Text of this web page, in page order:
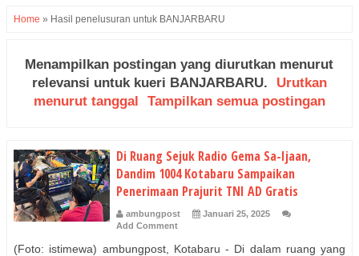
Home » Hasil penelusuran untuk BANJARBARU
Menampilkan postingan yang diurutkan menurut
relevansi untuk kueri BANJARBARU.
Urutkan
menurut tanggal
Tampilkan semua postingan
Di Ruang Sejuk Radio Gema Sa-Ijaan,
Dandim 1004 Kotabaru Sampaikan
Penerimaan Prajurit TNI AD Gratis
ambungpost
Januari 25, 2025
Add Comment
(Foto: istimewa) ambungpost, Kotabaru - Di dalam ruang yang